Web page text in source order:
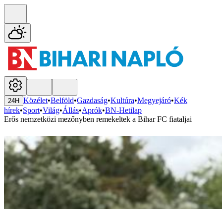
24H Közélet•Belföld•Gazdaság•Kultúra•Megyejáró•Kék
hírek•Sport•Világ•Állás•Aprók•BN-Hetilap
Erős nemzetközi mezőnyben remekeltek a Bihar FC fiataljai